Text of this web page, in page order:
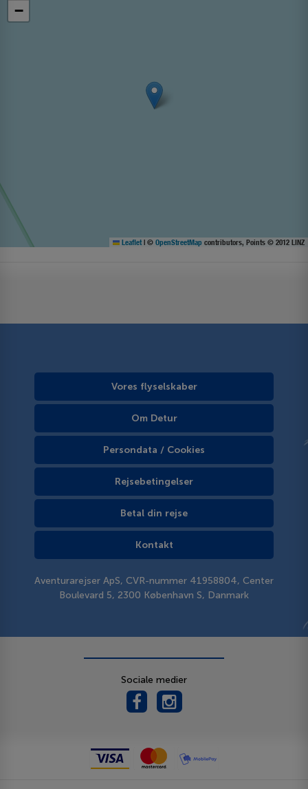
−
Leaflet | © OpenStreetMap contributors, Points © 2012 LINZ
Vores flyselskaber
Om Detur
Persondata / Cookies
Rejsebetingelser
Betal din rejse
Kontakt
Aventurarejser ApS, CVR-nummer 41958804, Center
Boulevard 5, 2300 København S, Danmark
Sociale medier